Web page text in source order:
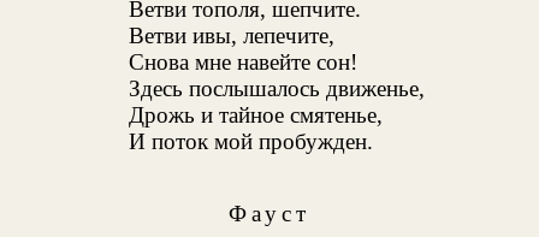
Ветви тополя, шепчите.
Ветви ивы, лепечите,
Снова мне навейте сон!
Здесь послышалось движенье,
Дрожь и тайное смятенье,
И поток мой пробужден.
Фауст